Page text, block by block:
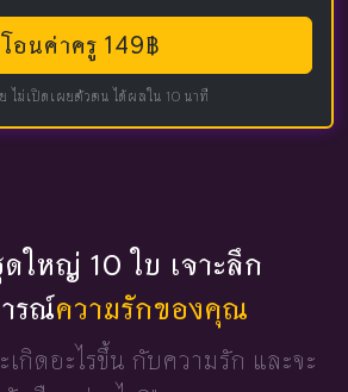
โอนค่าครู 149฿
ไม่เปิดเผยตัวตน ได้ผลใน 10 นาที
ใหญ่ 10 ใบ เจาะลึก
รณ์ความรักของคุณ
เกิดอะไรขึ้น กับความรัก และจะ